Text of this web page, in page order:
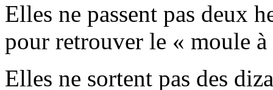
Elles ne passent pas deux
pour retrouver le « moule
Elles ne sortent pas des